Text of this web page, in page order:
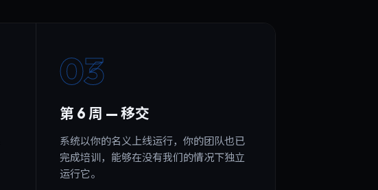
03
第 6 周 — 移交
系统以你的名义上线运行，你的团队也已
完成培训，能够在没有我们的情况下独立
运行它。